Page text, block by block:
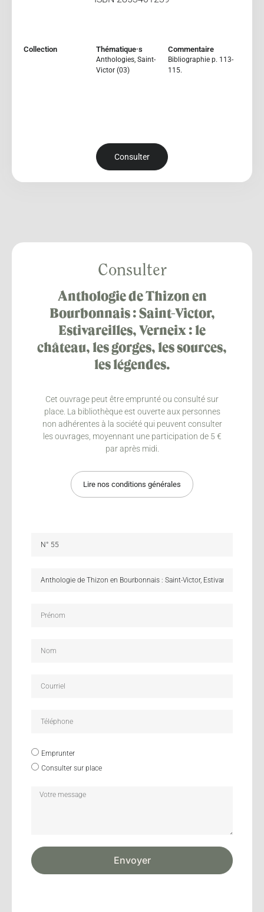
Collection Thématique·s
Anthologies, Saint-
Victor (03)
Commentaire
Bibliographie p. 113-
115.
Consulter
Consulter
Anthologie de Thizon en
Bourbonnais : Saint-Victor,
Estivareilles, Verneix : le
château, les gorges, les sources,
les légendes.
Cet ouvrage peut être emprunté ou consulté sur
place. La bibliothèque est ouverte aux personnes
non adhérentes à la société qui peuvent consulter
les ouvrages, moyennant une participation de 5 €
par après midi.
Lire nos conditions générales
Emprunter
Consulter sur place
Envoyer